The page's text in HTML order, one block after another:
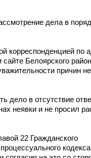
дела в
корреспонденцией по
Белоярского
причин
дело в отсутствие
неявки и не просил
22 Гражданского
кодекса